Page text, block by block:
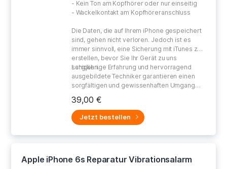
- Kein Ton am Kopfhörer oder nur einseitig
- Wackelkontakt am Kopfhöreranschluss
Die Daten, die auf Ihrem iPhone gespeichert
sind, gehen nicht verloren. Jedoch ist es
immer sinnvoll, eine Sicherung mit iTunes zu
erstellen, bevor Sie Ihr Gerät zu uns
schicken.
Langjährige Erfahrung und hervorragend
ausgebildete Techniker garantieren einen
sorgfältigen und gewissenhaften Umgang
39,00 €
Jetzt bestellen
Apple iPhone 6s Reparatur Vibrationsalarm